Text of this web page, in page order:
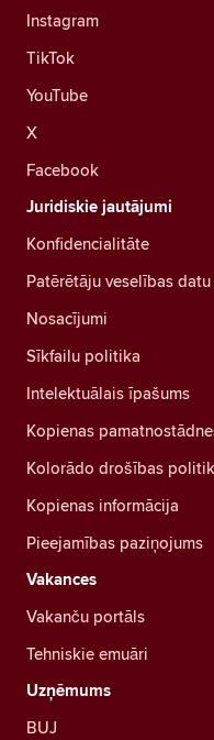
Instagram
TikTok
YouTube
X
Facebook
Juridiskie jautājumi
Konfidencialitāte
Patērētāju veselības
Nosacījumi
Sīkfailu politika
Intelektuālais īpašums
Kopienas
Kolorādo drošības
Kopienas informācija
Pieejamības paziņojums
Vakances
Vakanču portāls
Tehniskie emuāri
Uzņēmums
BUJ